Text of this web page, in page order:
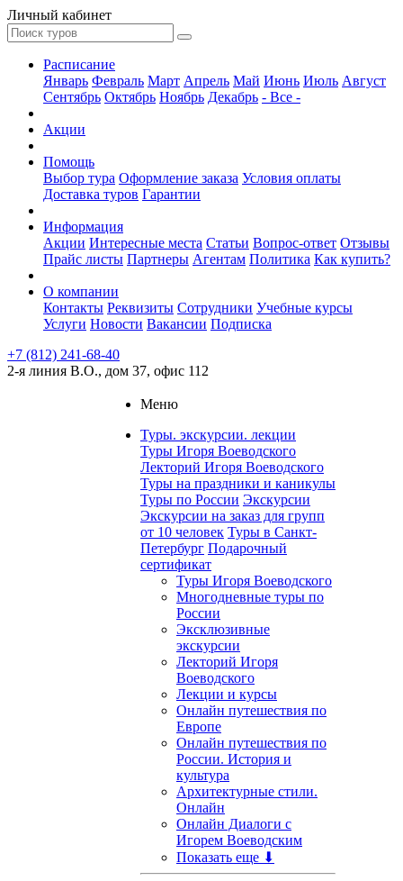
Личный кабинет
Расписание
Январь Февраль Март Апрель Май Июнь Июль Август
Сентябрь Октябрь Ноябрь Декабрь - Все -
Акции
Помощь
Выбор тура Оформление заказа Условия оплаты
Доставка туров Гарантии
Информация
Акции Интересные места Статьи Вопрос-ответ Отзывы
Прайс листы Партнеры Агентам Политика Как купить?
О компании
Контакты Реквизиты Сотрудники Учебные курсы
Услуги Новости Вакансии Подписка
+7 (812) 241-68-40
2-я линия В.О., дом 37, офис 112
Меню
Туры. экскурсии. лекции
Туры Игоря Воеводского
Лекторий Игоря Воеводского
Туры на праздники и каникулы
Туры по России Экскурсии
Экскурсии на заказ для групп
от 10 человек Туры в Санкт-
Петербург Подарочный
сертификат
Туры Игоря Воеводского
Многодневные туры по
России
Эксклюзивные
экскурсии
Лекторий Игоря
Воеводского
Лекции и курсы
Онлайн путешествия по
Европе
Онлайн путешествия по
России. История и
культура
Архитектурные стили.
Онлайн
Онлайн Диалоги с
Игорем Воеводским
Показать еще ⬇